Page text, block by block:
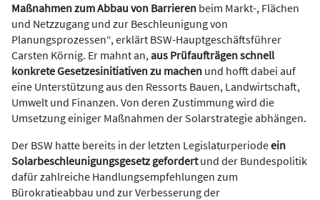
Maßnahmen zum Abbau von Barrieren beim Markt-, Flächen
und Netzzugang und zur Beschleunigung von
Planungsprozessen“, erklärt BSW-Hauptgeschäftsführer
Carsten Körnig. Er mahnt an,aus Prüfaufträgen schnell
konkrete Gesetzesinitiativen zu machen und hofft dabei auf
eine Unterstützung aus den Ressorts Bauen, Landwirtschaft,
Umwelt und Finanzen. Von deren Zustimmung wird die
Umsetzung einiger Maßnahmen der Solarstrategie abhängen.
Der BSW hatte bereits in der letzten Legislaturperiodeein
Solarbeschleunigungsgesetz gefordertund der Bundespolitik
dafür zahlreiche Handlungsempfehlungen zum
Bürokratieabbau und zur Verbesserung der